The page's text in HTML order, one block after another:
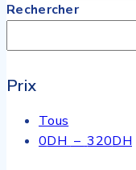
Rechercher
Prix
Tous
0DH – 320DH